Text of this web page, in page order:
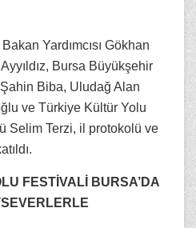
Yardımcısı Gökhan
Bursa Büyükşehir
Biba, Uludağ Alan
ve Türkiye Kültür Yolu
Selim Terzi, il protokolü ve
FESTİVALİ BURSA’DA